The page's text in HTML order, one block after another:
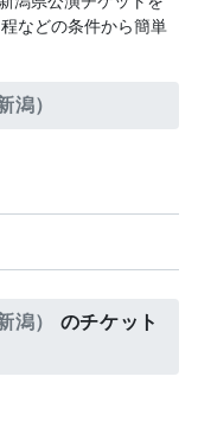
などの条件から簡単
潟）
潟）
のチケット